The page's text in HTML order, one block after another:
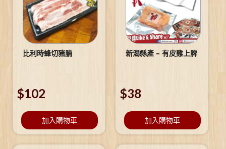
比利時蜂切豬腩
$102
加入購物車
新潟縣產 – 有皮雞上脾
$38
加入購物車